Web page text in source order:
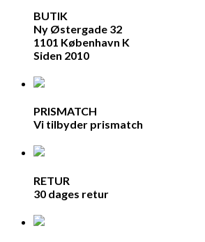
BUTIK
Ny Østergade 32
1101 København K
Siden 2010
PRISMATCH
Vi tilbyder prismatch
RETUR
30 dages retur